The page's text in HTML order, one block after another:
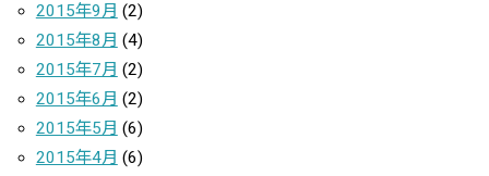
2015年9月 (2)
2015年8月 (4)
2015年7月 (2)
2015年6月 (2)
2015年5月 (6)
2015年4月 (6)